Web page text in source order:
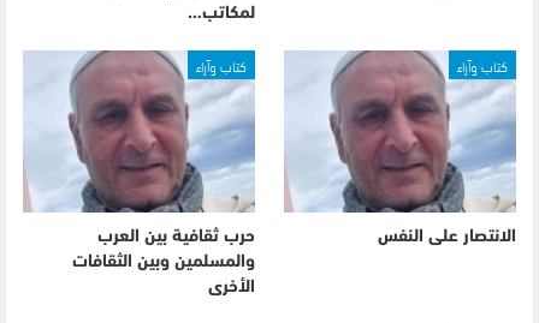
لمكاتب…
كتاب وآراء
الانتصار على النفس
كتاب وآراء
حرب ثقافية بين العرب
والمسلمين وبين الثقافات
الأخرى